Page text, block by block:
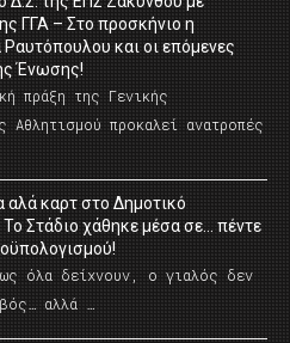
ΓΓΑ – Στο προσκήνιο η
Ραυτόπουλου και οι επόμενες
Ένωσης!
πράξη της Γενικής
Αθλητισμού προκαλεί ανατροπές
αλά καρτ στο Δημοτικό
Στάδιο χάθηκε μέσα σε… πέντε
όλα δείχνουν, ο γιαλός δεν
αλλά …